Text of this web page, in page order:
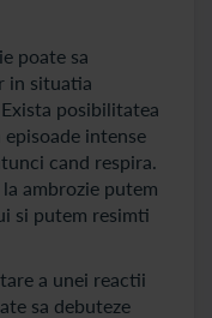
poate sa
in situatia
posibilitatea
episoade intense
cand respira.
ambrozie putem
si putem resimti
a unei reactii
sa debuteze